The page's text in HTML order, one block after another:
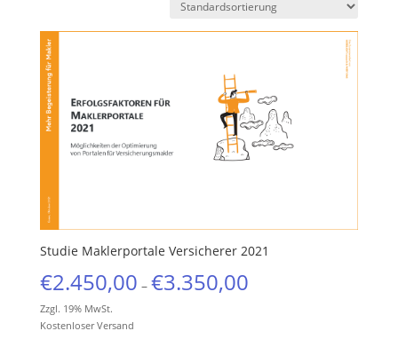
Studie Maklerportale Versicherer 2021
€2.450,00 – €3.350,00
Zzgl. 19% MwSt.
Kostenloser Versand